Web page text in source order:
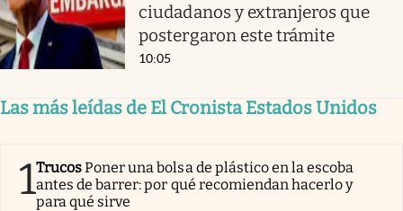
ciudadanos y extranjeros que
postergaron este trámite
10:05
Las más leídas de El Cronista Estados Unidos
1TrucosPoner una bolsa de plástico en la escoba
antes de barrer: por qué recomiendan hacerlo y
para qué sirve